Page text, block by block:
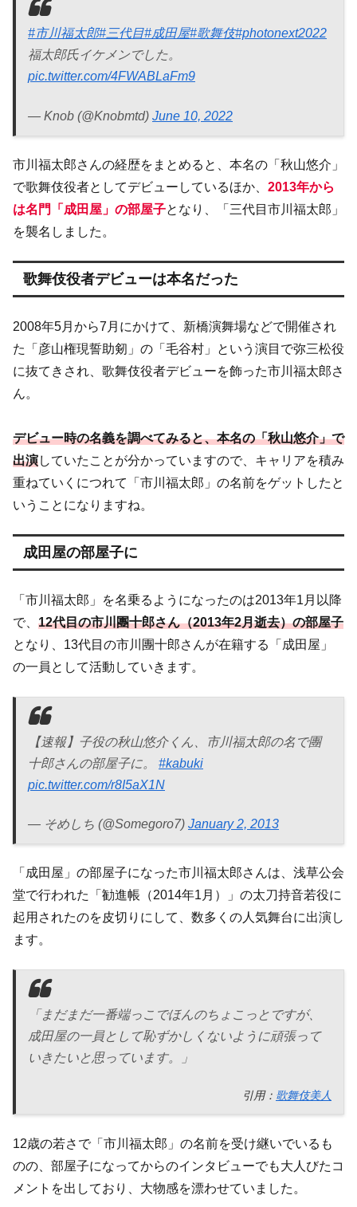
#市川福太郎#三代目#成田屋#歌舞伎#photonext2022
福太郎氏イケメンでした。
pic.twitter.com/4FWABLaFm9
— Knob (@Knobmtd) June 10, 2022
市川福太郎さんの経歴をまとめると、本名の「秋山悠介」
で歌舞伎役者としてデビューしているほか、 2013年から
は名門「成田屋」の部屋子となり、「三代目市川福太郎」
を襲名しました。
歌舞伎役者デビューは本名だった
2008年5月から7月にかけて、新橋演舞場などで開催され
た「彦山権現誓助剱」の「毛谷村」という演目で弥三松役
に抜てきされ、歌舞伎役者デビューを飾った市川福太郎さ
ん。
デビュー時の名義を調べてみると、本名の「秋山悠介」で
出演していたことが分かっていますので、キャリアを積み
重ねていくにつれて「市川福太郎」の名前をゲットしたと
いうことになりますね。
成田屋の部屋子に
「市川福太郎」を名乗るようになったのは2013年1月以降
で、 12代目の市川團十郎さん（2013年2月逝去）の部屋子
となり、13代目の市川團十郎さんが在籍する「成田屋」
の一員として活動していきます。
【速報】子役の秋山悠介くん、市川福太郎の名で團
十郎さんの部屋子に。 #kabuki
pic.twitter.com/r8I5aX1N
— そめしち (@Somegoro7) January 2, 2013
「成田屋」の部屋子になった市川福太郎さんは、浅草公会
堂で行われた「勧進帳（2014年1月）」の太刀持音若役に
起用されたのを皮切りにして、数多くの人気舞台に出演し
ます。
「まだまだ一番端っこでほんのちょこっとですが、
成田屋の一員として恥ずかしくないように頑張って
いきたいと思っています。」
引用： 歌舞伎美人
12歳の若さで「市川福太郎」の名前を受け継いでいるも
のの、部屋子になってからのインタビューでも大人びたコ
メントを出しており、大物感を漂わせていました。